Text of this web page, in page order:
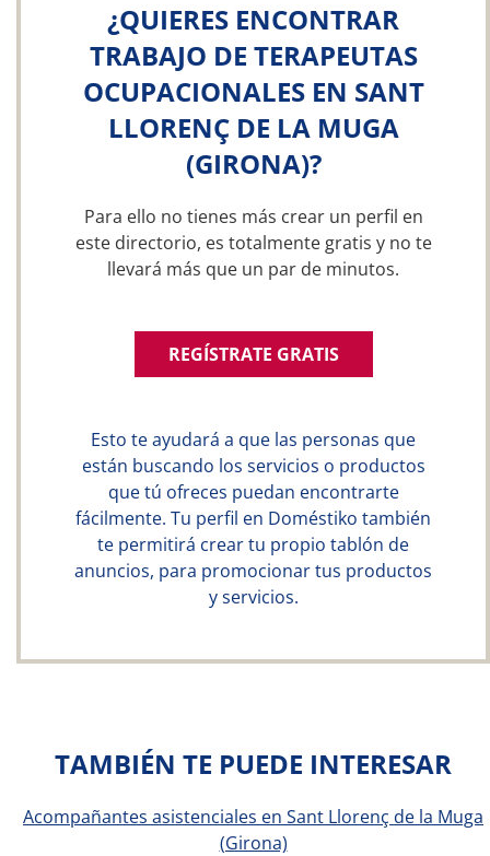
¿QUIERES ENCONTRAR
TRABAJO DE TERAPEUTAS
OCUPACIONALES EN SANT
LLORENÇ DE LA MUGA
(GIRONA)?
Para ello no tienes más crear un perfil en
este directorio, es totalmente gratis y no te
llevará más que un par de minutos.
REGÍSTRATE GRATIS
Esto te ayudará a que las personas que
están buscando los servicios o productos
que tú ofreces puedan encontrarte
fácilmente. Tu perfil en Doméstiko también
te permitirá crear tu propio tablón de
anuncios, para promocionar tus productos
y servicios.
TAMBIÉN TE PUEDE INTERESAR
Acompañantes asistenciales en Sant Llorenç de la Muga
(Girona)